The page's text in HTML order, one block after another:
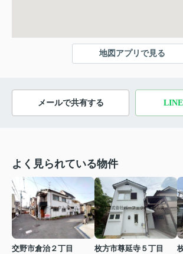
地図アプリで見る
メールで共有する
よく見られている物件
交野市倉治２丁目
枚方市尊延寺５丁目